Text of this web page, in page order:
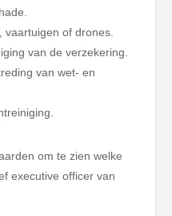
of drones.
van de verzekering.
van wet- en
om te zien welke
executive officer van